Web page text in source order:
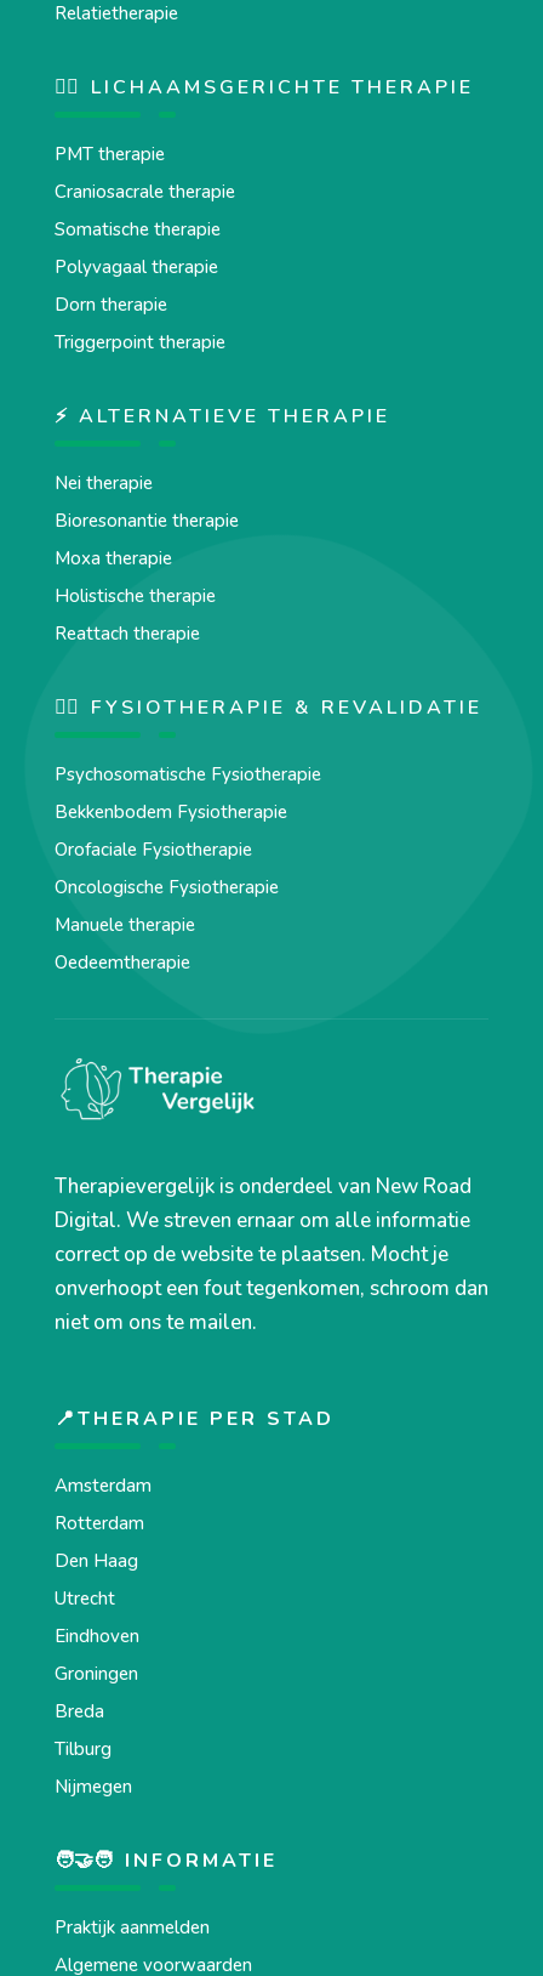
Relatietherapie
💆‍♂️ LICHAAMSGERICHTE THERAPIE
PMT therapie
Craniosacrale therapie
Somatische therapie
Polyvagaal therapie
Dorn therapie
Triggerpoint therapie
⚡ ALTERNATIEVE THERAPIE
Nei therapie
Bioresonantie therapie
Moxa therapie
Holistische therapie
Reattach therapie
🏋️‍♀️ FYSIOTHERAPIE & REVALIDATIE
Psychosomatische Fysiotherapie
Bekkenbodem Fysiotherapie
Orofaciale Fysiotherapie
Oncologische Fysiotherapie
Manuele therapie
Oedeemtherapie
Therapievergelijk is onderdeel van New Road
Digital. We streven ernaar om alle informatie
correct op de website te plaatsen. Mocht je
onverhoopt een fout tegenkomen, schroom dan
niet om ons te mailen.
📍THERAPIE PER STAD
Amsterdam
Rotterdam
Den Haag
Utrecht
Eindhoven
Groningen
Breda
Tilburg
Nijmegen
🧑‍🤝‍🧑 INFORMATIE
Praktijk aanmelden
Algemene voorwaarden